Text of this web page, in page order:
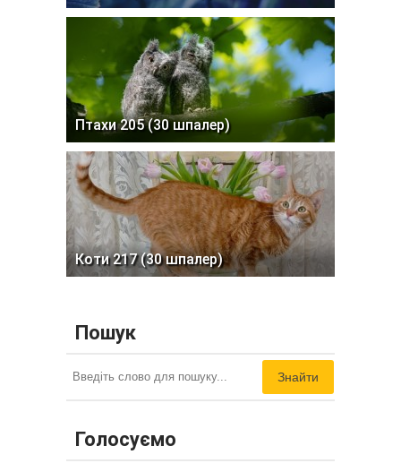
Птахи 205 (30 шпалер)
Коти 217 (30 шпалер)
Пошук
Знайти
Голосуємо